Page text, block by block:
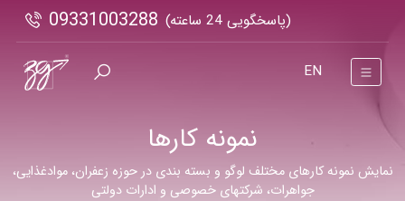
(پاسخگویی 24 ساعته) 09331003288
EN
نمونه کارها
نمایش نمونه کارهای مختلف لوگو و بسته بندی در حوزه زعفران، موادغذایی،
جواهرات، شرکتهای خصوصی و ادارات دولتی